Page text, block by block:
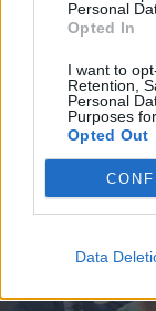
Personal
Opted In
I want to
Retention,
Personal
Purposes
Opted Out
Data
RESCALDINA -